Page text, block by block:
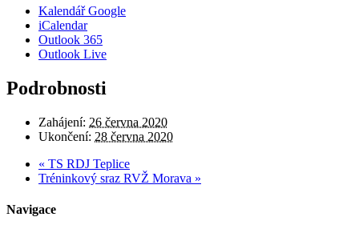
Kalendář Google
iCalendar
Outlook 365
Outlook Live
Podrobnosti
Zahájení: 26 června 2020
Ukončení: 28 června 2020
« TS RDJ Teplice
Tréninkový sraz RVŽ Morava »
Navigace